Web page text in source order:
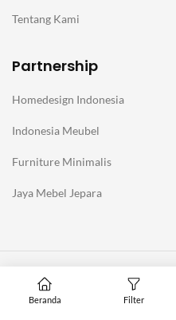
Tentang Kami
Partnership
Homedesign Indonesia
Indonesia Meubel
Furniture Minimalis
Jaya Mebel Jepara
Homedesign Indonesia
Beranda Filter